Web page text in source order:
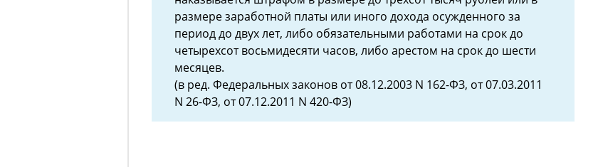
размере заработной платы или иного дохода осужденного за
период до двух лет, либо обязательными работами на срок до
четырехсот восьмидесяти часов, либо арестом на срок до шести
месяцев.
(в ред. Федеральных законов от 08.12.2003 N 162-ФЗ, от 07.03.2011
N 26-ФЗ, от 07.12.2011 N 420-ФЗ)